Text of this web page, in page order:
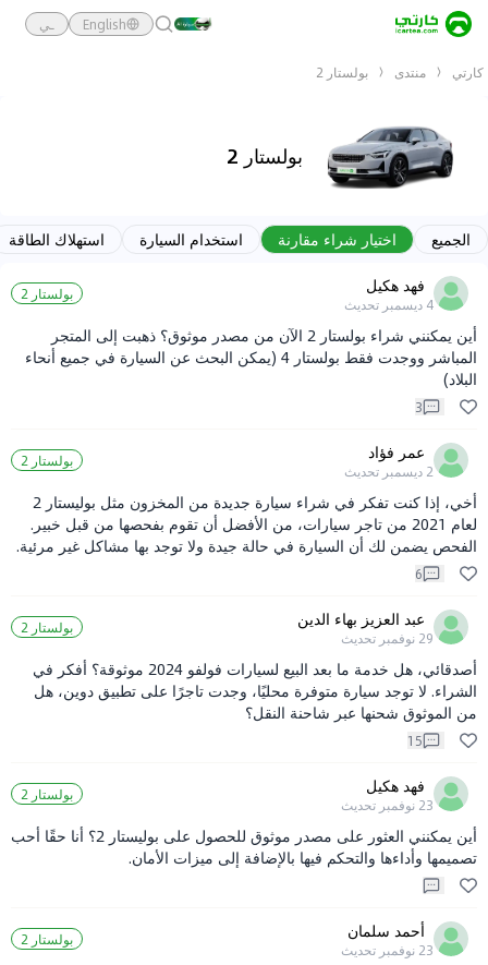
English ـي
كارتي منتدى بولستار 2
بولستار 2
الجميع اختيار شراء مقارنة استخدام السيارة
استهلاك الطاقة
فهد هكيل
4 ديسمبر تحديث
بولستار 2
أين يمكنني شراء بولستار 2 الآن من مصدر موثوق؟ ذهبت إلى المتجر
المباشر ووجدت فقط بولستار 4 (يمكن البحث عن السيارة في جميع أنحاء
البلاد)
3
عمر فؤاد
2 ديسمبر تحديث
بولستار 2
أخي، إذا كنت تفكر في شراء سيارة جديدة من المخزون مثل بوليستار 2
لعام 2021 من تاجر سيارات، من الأفضل أن تقوم بفحصها من قبل خبير.
الفحص يضمن لك أن السيارة في حالة جيدة ولا توجد بها مشاكل غير مرئية.
بالنسبة للشركات الموثوقة، يمكنك البحث عن شركات تقييم سيارات محلية
ذات سمعة جيدة، أو استشارة أصدقائك ومعارفك للحصول على توصيات.
6
عبد العزيز بهاء الدين
29 نوفمبر تحديث
بولستار 2
أصدقائي، هل خدمة ما بعد البيع لسيارات فولفو 2024 موثوقة؟ أفكر في
الشراء. لا توجد سيارة متوفرة محليًا، وجدت تاجرًا على تطبيق دوين، هل
من الموثوق شحنها عبر شاحنة النقل؟
15
فهد هكيل
23 نوفمبر تحديث
بولستار 2
أين يمكنني العثور على مصدر موثوق للحصول على بوليستار 2؟ أنا حقًا أحب
تصميمها وأداءها والتحكم فيها بالإضافة إلى ميزات الأمان.
أحمد سلمان
23 نوفمبر تحديث
بولستار 2